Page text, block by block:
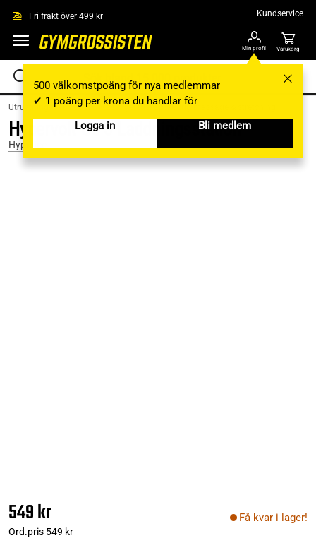
Fri frakt över 499 kr Kundservice
Min profil
500 välkomstpoäng för nya medlemmar
✔ 1 poäng per krona du handlar för
Logga in
Bli medlem
Varukorg
Utrustning & Tillbehör / Massageredskap /Övrig massage & stretching
Hypervolt Go 3 Laddningsstation
Hyperice
549 kr
Ord.pris 549 kr
Få kvar i lager!